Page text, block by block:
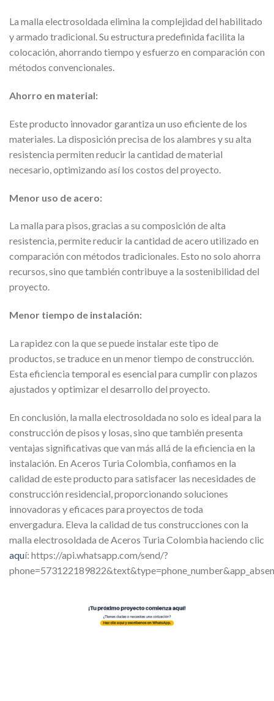
La malla electrosoldada elimina la complejidad del habilitado
y armado tradicional. Su estructura predefinida facilita la
colocación, ahorrando tiempo y esfuerzo en comparación con
métodos convencionales.
Ahorro en material:
Este producto innovador garantiza un uso eficiente de los
materiales. La disposición precisa de los alambres y su alta
resistencia permiten reducir la cantidad de material
necesario, optimizando así los costos del proyecto.
Menor uso de acero:
La malla para pisos, gracias a su composición de alta
resistencia, permite reducir la cantidad de acero utilizado en
comparación con métodos tradicionales. Esto no solo ahorra
recursos, sino que también contribuye a la sostenibilidad del
proyecto.
Menor tiempo de instalación:
La rapidez con la que se puede instalar este tipo de
productos, se traduce en un menor tiempo de construcción.
Esta eficiencia temporal es esencial para cumplir con plazos
ajustados y optimizar el desarrollo del proyecto.
En conclusión, la malla electrosoldada no solo es ideal para la
construcción de pisos y losas, sino que también presenta
ventajas significativas que van más allá de la eficiencia en la
instalación. En Aceros Turia Colombia, confiamos en la
calidad de este producto para satisfacer las necesidades de
construcción residencial, proporcionando soluciones
innovadoras y eficaces para proyectos de toda
envergadura. Eleva la calidad de tus construcciones con la
malla electrosoldada de Aceros Turia Colombia haciendo clic
aquí: https://api.whatsapp.com/send/?